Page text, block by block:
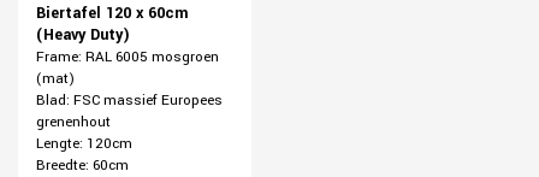
Biertafel 120 x 60cm
(Heavy Duty)
Frame: RAL 6005 mosgroen
(mat)
Blad: FSC massief Europees
grenenhout
Lengte: 120cm
Breedte: 60cm